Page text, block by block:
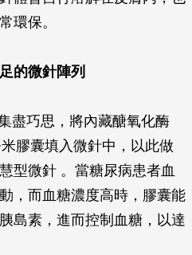
環保。
的微針陣列
盡巧思，將內藏醣氧化酶
膠囊填入微針中，以此做
型微針 。當糖尿病患者血
，而血糖濃度高時，膠囊能
島素，進而控制血糖，以達